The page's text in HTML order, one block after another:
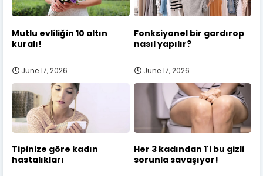
Mutlu evliliğin 10 altın
kuralı!
June 17, 2026
Fonksiyonel bir gardırop
nasıl yapılır?
June 17, 2026
Tipinize göre kadın
hastalıkları
Her 3 kadından 1'i bu gizli
sorunla savaşıyor!